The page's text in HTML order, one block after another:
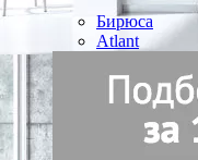
Бирюса
Atlant